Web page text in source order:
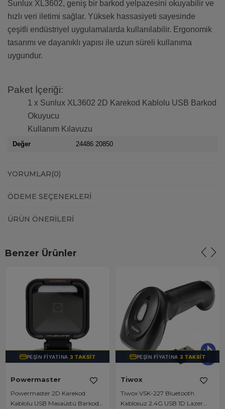
Sunlux XL3602, geniş bir barkod yelpazesini okuyabilir ve
hızlı veri iletimi sağlar. Yüksek hassasiyeti sayesinde
çeşitli endüstriyel uygulamalarda kullanılabilir. Ergonomik
tasarımı ve dayanıklı yapısı ile uzun süreli kullanıma
uygundur.
Paket İçeriği:
1 x Sunlux XL3602 2D Karekod Kablolu USB Barkod
Okuyucu
Kullanım Kılavuzu
Değer 24486 20850
YORUMLAR(0)
ÖDEME SEÇENEKLERI
ÜRÜN ÖNERILERI
Benzer Ürünler
PEŞIN FIYATINA3 TAKSIT
Powermaster
Powermaster 2D Karekod
Kablolu USB Masaüstü Barkod
PEŞIN FIYATINA3 TAKSIT
Tiwox
Tiwox VSK-227 Bluetooth
Kablosuz 2.4G USB 1D Lazer